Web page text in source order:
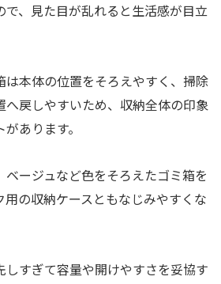
で、見た目が乱れると生活感が目立
は本体の位置をそろえやすく、掃除
へ戻しやすいため、収納全体の印象
あります。
ージュなど色をそろえたゴミ箱を
の収納ケースともなじみやすくな
しすぎて容量や開けやすさを妥協す